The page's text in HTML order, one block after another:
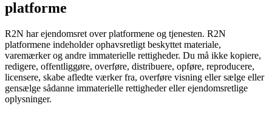
platforme
R2N har ejendomsret over platformene og tjenesten. R2N
platformene indeholder ophavsretligt beskyttet materiale,
varemærker og andre immaterielle rettigheder. Du må ikke kopiere,
redigere, offentliggøre, overføre, distribuere, opføre, reproducere,
licensere, skabe afledte værker fra, overføre visning eller sælge eller
gensælge sådanne immaterielle rettigheder eller ejendomsretlige
oplysninger.